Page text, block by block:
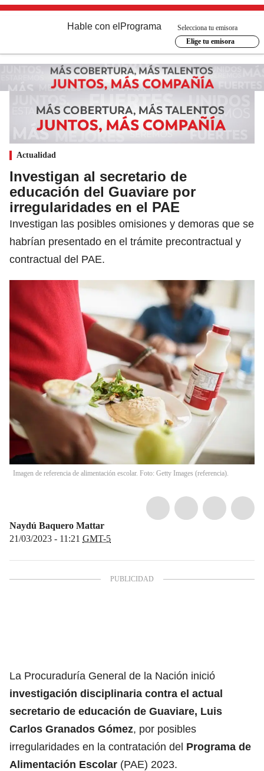
Hable con el Programa
Selecciona tu emisora
Elige tu emisora
Actualidad
Investigan al secretario de
educación del Guaviare por
irregularidades en el PAE
Investigan las posibles omisiones y demoras que se
habrían presentado en el trámite precontractual y
contractual del PAE.
Imagen de referencia de alimentación escolar. Foto: Getty Images (referencia).
Naydú Baquero Mattar
21/03/2023 - 11:21 GMT-5
La Procuraduría General de la Nación inició
investigación disciplinaria contra el actual
secretario de educación de Guaviare, Luis
Carlos Granados Gómez, por posibles
irregularidades en la contratación del Programa de
Alimentación Escolar (PAE) 2023.